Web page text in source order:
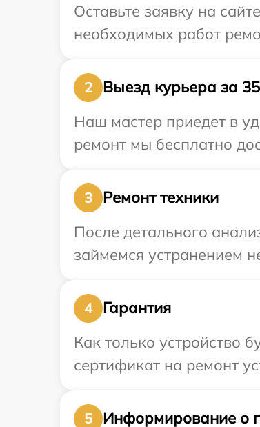
Оставьте заявку на
необходимых работ
2
Выезд курьера за
Наш мастер приедет в
ремонт мы бесплатно
3
Ремонт техники
После детального
займемся устранением
4
Гарантия
Как только устройство
сертификат на ремонт
5
Информирование о